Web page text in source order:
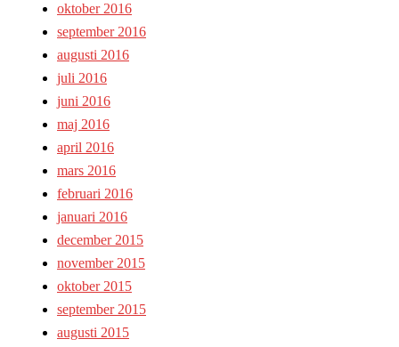
oktober 2016
september 2016
augusti 2016
juli 2016
juni 2016
maj 2016
april 2016
mars 2016
februari 2016
januari 2016
december 2015
november 2015
oktober 2015
september 2015
augusti 2015